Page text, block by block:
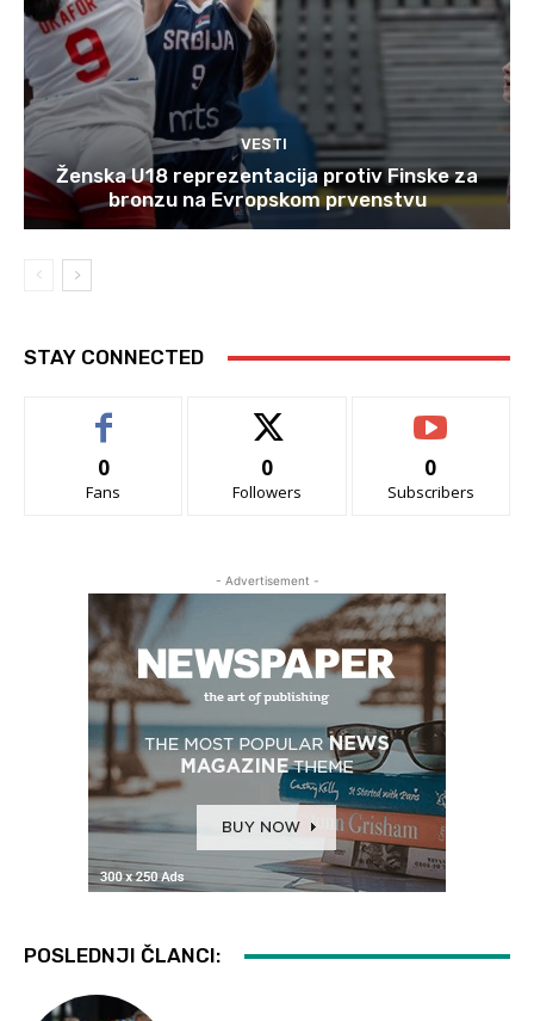
VESTI
Ženska U18 reprezentacija protiv Finske za
bronzu na Evropskom prvenstvu
STAY CONNECTED
0
Fans
0
Followers
0
Subscribers
- Advertisement -
POSLEDNJI ČLANCI: